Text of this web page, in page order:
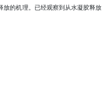
放的机理。已经观察到从水凝胶释放